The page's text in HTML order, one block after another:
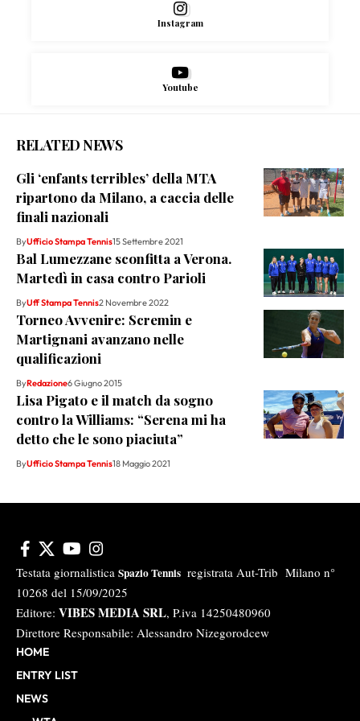
Instagram
Youtube
RELATED NEWS
Gli ‘enfants terribles’ della MTA
ripartono da Milano, a caccia delle
finali nazionali
ByUfficio Stampa Tennis15 Settembre 2021
Bal Lumezzane sconfitta a Verona.
Martedì in casa contro Parioli
ByUff Stampa Tennis2 Novembre 2022
Torneo Avvenire: Scremin e
Martignani avanzano nelle
qualificazioni
ByRedazione6 Giugno 2015
Lisa Pigato e il match da sogno
contro la Williams: “Serena mi ha
detto che le sono piaciuta”
ByUfficio Stampa Tennis18 Maggio 2021
Testata giornalistica Spazio Tennis registrata Aut-Trib Milano n°
10268 del 15/09/2025
Editore: VIBES MEDIA SRL, P.iva 14250480960
Direttore Responsabile: Alessandro Nizegorodcew
HOME
ENTRY LIST
NEWS